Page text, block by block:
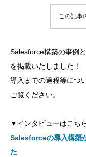
この記事
Salesforce構築の事例
を掲載いたしました！
導入までの過程等につ
ご覧ください。
▼インタビューはこち
Salesforceの導入構築
た